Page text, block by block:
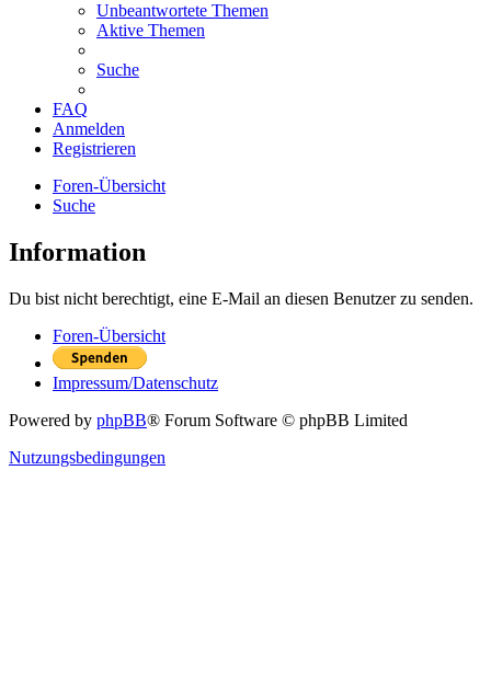
Unbeantwortete Themen
Aktive Themen
Suche
FAQ
Anmelden
Registrieren
Foren-Übersicht
Suche
Information
Du bist nicht berechtigt, eine E-Mail an diesen Benutzer zu senden.
Foren-Übersicht
Impressum/Datenschutz
Powered by phpBB® Forum Software © phpBB Limited
Nutzungsbedingungen